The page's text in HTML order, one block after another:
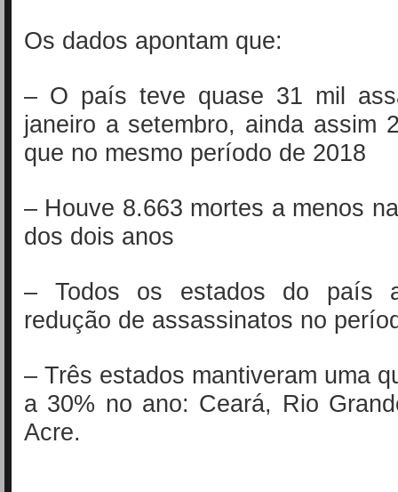
Os dados apontam que:
– O país teve quase 31 mil
janeiro a setembro, ainda assim
que no mesmo período de 2018
– Houve 8.663 mortes a menos
dos dois anos
– Todos os estados do país
redução de assassinatos no
– Três estados mantiveram uma
a 30% no ano: Ceará, Rio
Acre.